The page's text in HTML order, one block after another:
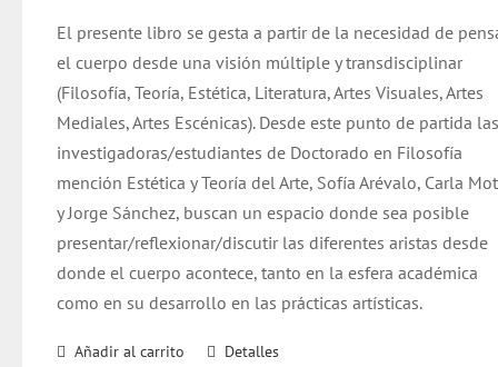
era:
$ 6.000.
es:
$ 4.000.
El presente libro se gesta a partir de la necesidad de
el cuerpo desde una visión múltiple y transdisciplinar
(Filosofía, Teoría, Estética, Literatura, Artes Visuales, Artes
Mediales, Artes Escénicas). Desde este punto de partida
investigadoras/estudiantes de Doctorado en Filosofía
mención Estética y Teoría del Arte, Sofía Arévalo, Carla
y Jorge Sánchez, buscan un espacio donde sea posible
presentar/reflexionar/discutir las diferentes aristas desde
donde el cuerpo acontece, tanto en la esfera académica
como en su desarrollo en las prácticas artísticas.
Añadir al carrito Detalles